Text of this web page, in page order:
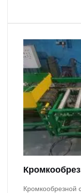
Кромкообрезной